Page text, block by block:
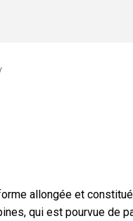
allongée et
qui est pourvue de